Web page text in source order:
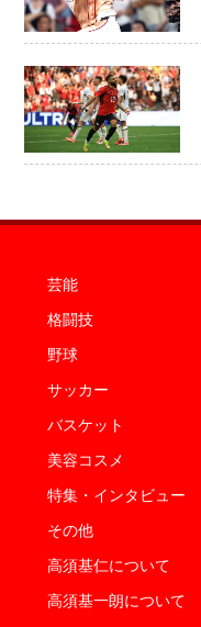
芸能
格闘技
野球
サッカー
バスケット
美容コスメ
特集・インタビュー
その他
高須基仁について
高須基一朗について